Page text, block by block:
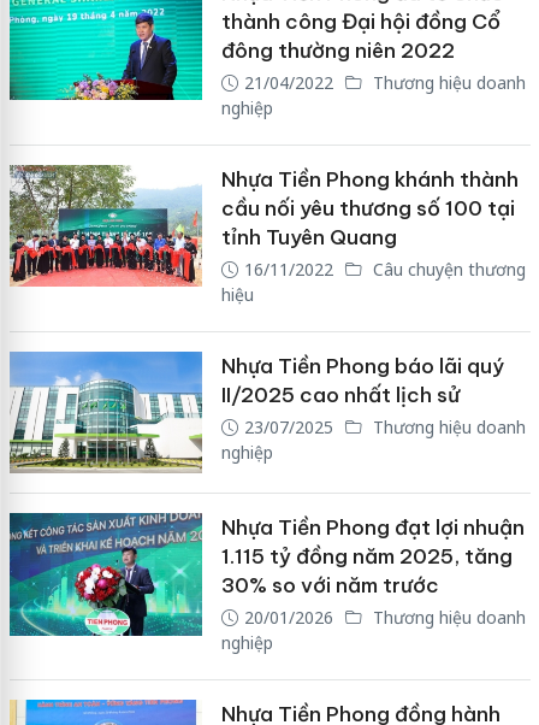
thành công Đại hội đồng Cổ
đông thường niên 2022
21/04/2022
Thương hiệu doanh
nghiệp
Nhựa Tiền Phong khánh thành
cầu nối yêu thương số 100 tại
tỉnh Tuyên Quang
16/11/2022
Câu chuyện thương
hiệu
Nhựa Tiền Phong báo lãi quý
II/2025 cao nhất lịch sử
23/07/2025
Thương hiệu doanh
nghiệp
Nhựa Tiền Phong đạt lợi nhuận
1.115 tỷ đồng năm 2025, tăng
30% so với năm trước
20/01/2026
Thương hiệu doanh
nghiệp
Nhựa Tiền Phong đồng hành